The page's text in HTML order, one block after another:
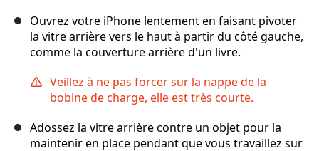
Ouvrez votre iPhone lentement en faisant pivoter
la vitre arrière vers le haut à partir du côté gauche,
comme la couverture arrière d'un livre.
Veillez à ne pas forcer sur la nappe de la
bobine de charge, elle est très courte.
Adossez la vitre arrière contre un objet pour la
maintenir en place pendant que vous travaillez sur